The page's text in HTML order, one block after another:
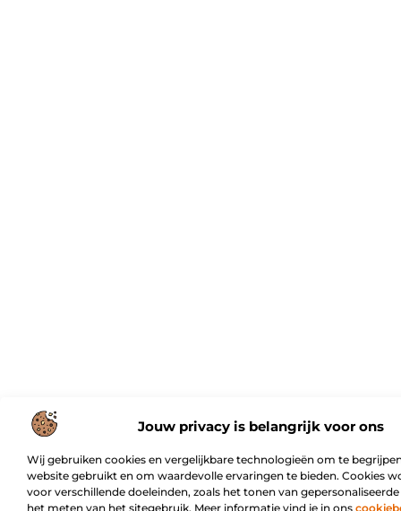
Jouw privacy is belangrijk voor ons
Wij gebruiken cookies en vergelijkbare technologieën om te
website gebruikt en om waardevolle ervaringen te bieden. Cookies
voor verschillende doeleinden, zoals het tonen van
het meten van het sitegebruik. Meer informatie vind je in ons